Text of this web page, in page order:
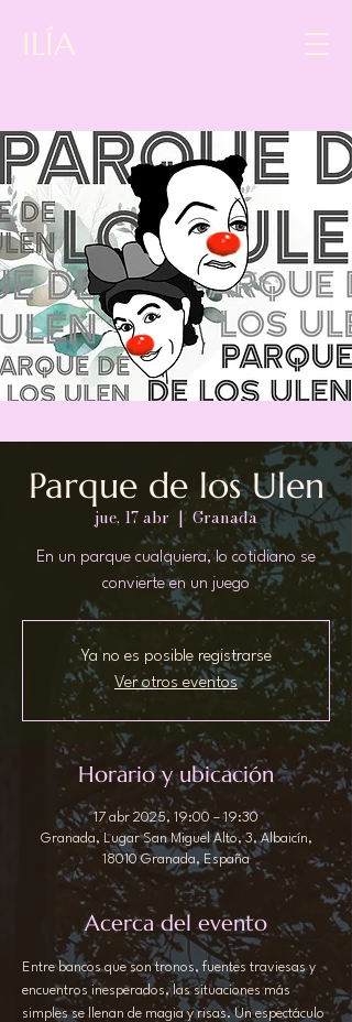
ILÍA
Parque de los Ulen
jue, 17 abr
  |
Granada
En un parque cualquiera, lo cotidiano se
convierte en un juego
Ya no es posible registrarse
Ver otros eventos
Horario y ubicación
17 abr 2025, 19:00 – 19:30
Granada, Lugar San Miguel Alto, 3, Albaicín,
18010 Granada, España
Acerca del evento
Entre bancos que son tronos, fuentes traviesas y
encuentros inesperados, las situaciones más
simples se llenan de magia y risas. Un espectáculo